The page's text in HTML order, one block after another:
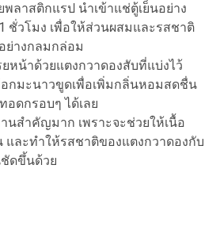
ลาสติกแรป นำเข้าแช่ตู้เย็นอย่าง
ชั่วโมง เพื่อให้ส่วนผสมและรสชาติ
ย่างกลมกล่อม
หน้าด้วยแตงกวาดองสับที่แบ่งไว้
อกมะนาวขูดเพื่อเพิ่มกลิ่นหอมสดชื่น
อดกรอบๆ ได้เลย
นสำคัญมาก เพราะจะช่วยให้เนื้อ
และทำให้รสชาติของแตงกวาดองกับ
ดขึ้นด้วย